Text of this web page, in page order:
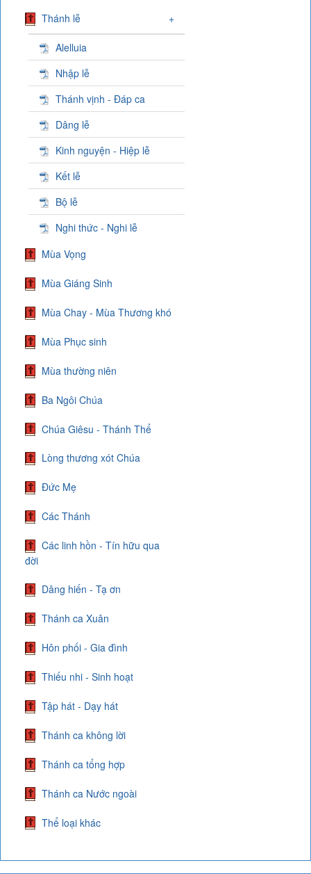
Thánh lễ +
Alelluia
Nhập lễ
Thánh vịnh - Đáp ca
Dâng lễ
Kinh nguyện - Hiệp lễ
Kết lễ
Bộ lễ
Nghi thức - Nghi lễ
Mùa Vọng
Mùa Giáng Sinh
Mùa Chay - Mùa Thương khó
Mùa Phục sinh
Mùa thường niên
Ba Ngôi Chúa
Chúa Giêsu - Thánh Thể
Lòng thương xót Chúa
Đức Mẹ
Các Thánh
Các linh hồn - Tín hữu qua
đời
Dâng hiến - Tạ ơn
Thánh ca Xuân
Hôn phối - Gia đình
Thiếu nhi - Sinh hoạt
Tập hát - Dạy hát
Thánh ca không lời
Thánh ca tổng hợp
Thánh ca Nước ngoài
Thể loại khác